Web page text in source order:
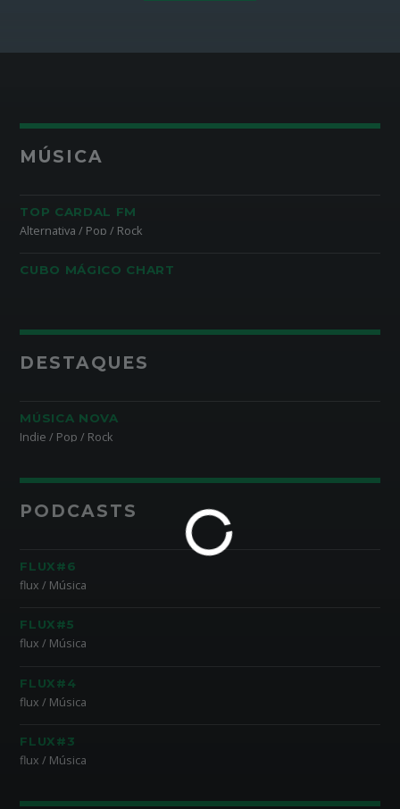
MÚSICA
TOP CARDAL FM
Alternativa / Pop / Rock
CUBO MÁGICO CHART
DESTAQUES
MÚSICA NOVA
Indie / Pop / Rock
PODCASTS
FLUX#6
flux / Música
FLUX#5
flux / Música
FLUX#4
flux / Música
FLUX#3
flux / Música